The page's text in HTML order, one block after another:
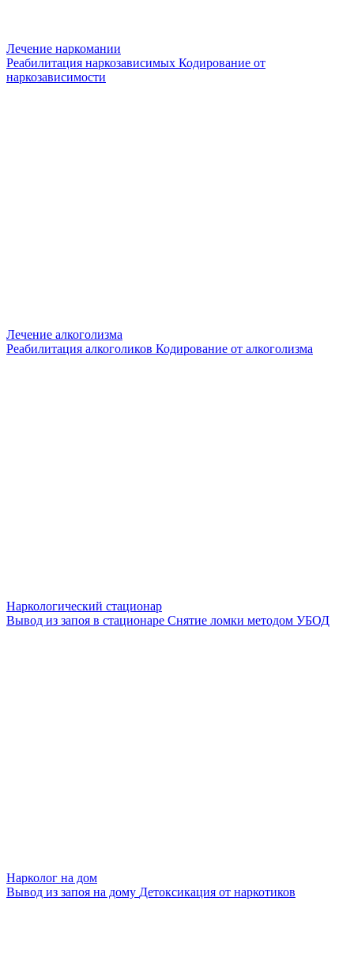
Лечение наркомании
Реабилитация наркозависимых Кодирование от
наркозависимости
Лечение алкоголизма
Реабилитация алкоголиков Кодирование от алкоголизма
Наркологический стационар
Вывод из запоя в стационаре Снятие ломки методом УБОД
Нарколог на дом
Вывод из запоя на дому Детоксикация от наркотиков